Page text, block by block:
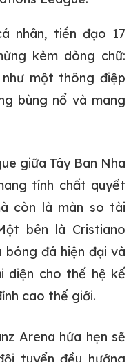
nhân, tiền đạo 17
kèm dòng chữ:
như một thông điệp
bùng nổ và mang
giữa Tây Ban Nha
tính chất quyết
còn là màn so tài
bên là Cristiano
bóng đá hiện đại và
diện cho thế hệ kế
cao thế giới.
Arena hứa hẹn sẽ